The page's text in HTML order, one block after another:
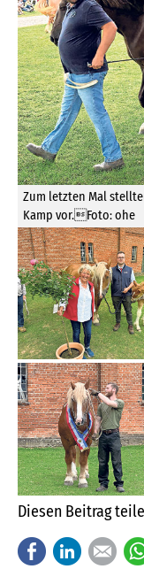
Zum letzten Mal
Kamp vor.Foto: ohe
Diesen Beitrag
FacebookLinkedIn
E-